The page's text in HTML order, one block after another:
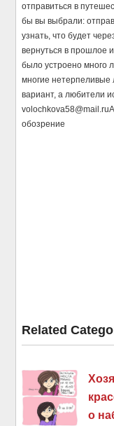
отправиться в
бы вы выбрали:
узнать, что будет
вернуться в прошлое
было устроено много
многие
вариант, а любители
volochkova58@mail.ru
обозрение
Related
о